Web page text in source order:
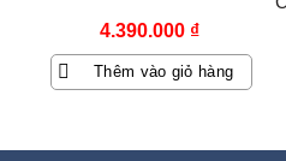
4.390.000 ₫
Thêm vào giỏ hàng